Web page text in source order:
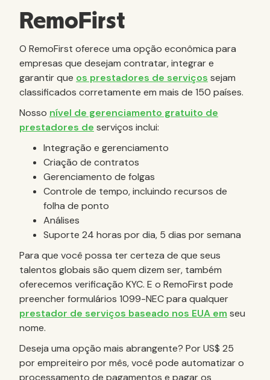
RemoFirst
O RemoFirst oferece uma opção econômica para
empresas que desejam contratar, integrar e
garantir que os prestadores de serviços sejam
classificados corretamente em mais de 150 países.
Nosso nível de gerenciamento gratuito de
prestadores de serviços inclui:
Integração e gerenciamento
Criação de contratos
Gerenciamento de folgas
Controle de tempo, incluindo recursos de
folha de ponto
Análises
Suporte 24 horas por dia, 5 dias por semana
Para que você possa ter certeza de que seus
talentos globais são quem dizem ser, também
oferecemos verificação KYC. E o RemoFirst pode
preencher formulários 1099-NEC para qualquer
prestador de serviços baseado nos EUA em seu
nome.
Deseja uma opção mais abrangente? Por US$ 25
por empreiteiro por mês, você pode automatizar o
processamento de pagamentos e pagar os